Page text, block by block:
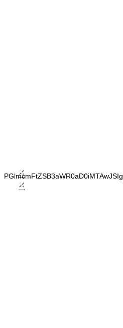
×
×